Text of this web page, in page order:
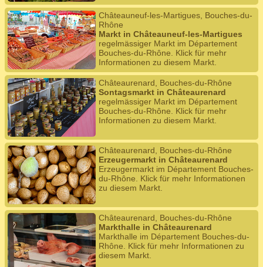
Châteauneuf-les-Martigues, Bouches-du-
Rhône
Markt in Châteauneuf-les-Martigues
regelmässiger Markt im Département
Bouches-du-Rhône. Klick für mehr
Informationen zu diesem Markt.
Châteaurenard, Bouches-du-Rhône
Sontagsmarkt in Châteaurenard
regelmässiger Markt im Département
Bouches-du-Rhône. Klick für mehr
Informationen zu diesem Markt.
Châteaurenard, Bouches-du-Rhône
Erzeugermarkt in Châteaurenard
Erzeugermarkt im Département Bouches-
du-Rhône. Klick für mehr Informationen
zu diesem Markt.
Châteaurenard, Bouches-du-Rhône
Markthalle in Châteaurenard
Markthalle im Département Bouches-du-
Rhône. Klick für mehr Informationen zu
diesem Markt.